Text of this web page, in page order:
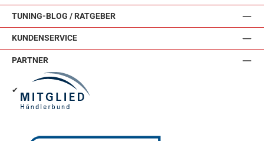
TUNING-BLOG / RATGEBER
KUNDENSERVICE
PARTNER
✔